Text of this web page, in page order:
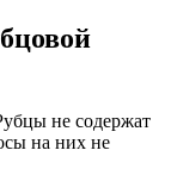
не содержат
на них не